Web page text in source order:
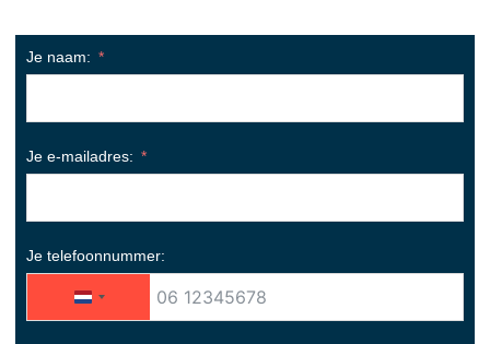
Je naam:
Je e-mailadres:
Je telefoonnummer:
Netherlands +31